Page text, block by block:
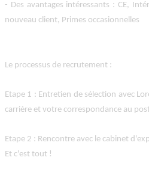
- Des avantages intéressants : CE,
nouveau client, Primes occasionnelles
Le processus de recrutement :
Etape 1 : Entretien de sélection avec
carrière et votre correspondance au
Etape 2 : Rencontre avec le cabinet
Et c'est tout !